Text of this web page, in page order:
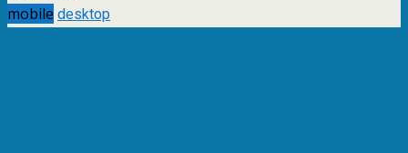
mobile desktop